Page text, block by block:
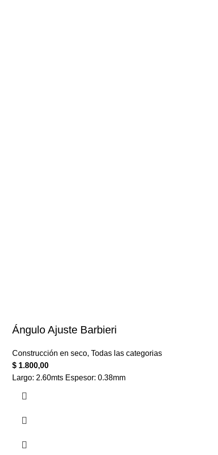
Ángulo Ajuste Barbieri
Construcción en seco, Todas las categorias
$ 1.800,00
Largo: 2.60mts Espesor: 0.38mm